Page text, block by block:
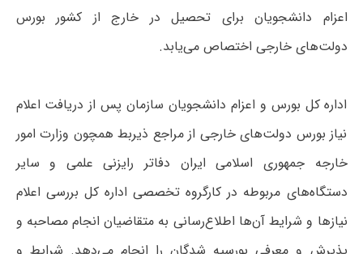
اعزام دانشجویان برای تحصیل در خارج از کشور بورس
دولت‌های خارجی اختصاص می‌یابد.
اداره کل بورس و اعزام دانشجویان سازمان پس از دریافت اعلام
نیاز بورس دولت‌های خارجی از مراجع ذیربط همچون وزارت امور
خارجه جمهوری اسلامی ایران دفاتر رایزنی علمی و سایر
دستگاه‌های مربوطه در کارگروه تخصصی اداره کل بررسی اعلام
نیازها و شرایط آن‌ها اطلاع‌رسانی به متقاضیان انجام مصاحبه و